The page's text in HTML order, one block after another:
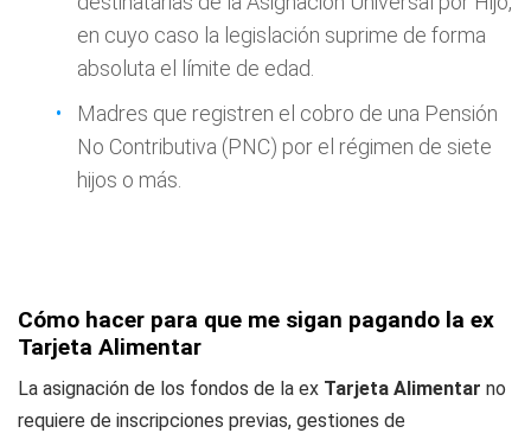
en cuyo caso la legislación suprime de forma
absoluta el límite de edad.
Madres que registren el cobro de una Pensión
No Contributiva (PNC) por el régimen de siete
hijos o más.
Cómo hacer para que me sigan pagando la ex
Tarjeta Alimentar
La asignación de los fondos de la ex Tarjeta Alimentar no
requiere de inscripciones previas, gestiones de